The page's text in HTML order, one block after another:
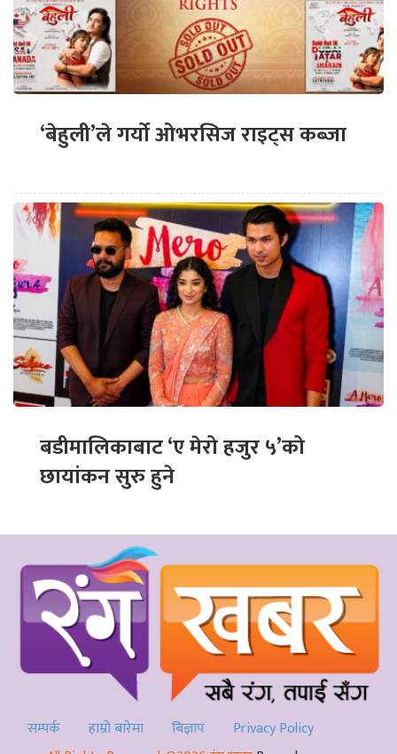
‘बेहुली’ले गर्यो ओभरसिज राइट्स कब्जा
बडीमालिकाबाट ‘ए मेरो हजुर ५’को
छायांकन सुरु हुने
सम्पर्क हाम्रो बारेमा बिज्ञाप
Privacy Policy